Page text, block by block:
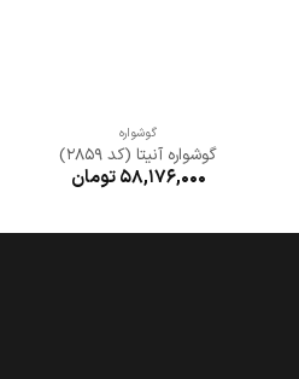
گوشواره
گوشواره آنیتا (کد 2859)
58,176,000 تومان